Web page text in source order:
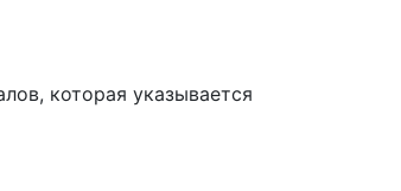
которая указывается